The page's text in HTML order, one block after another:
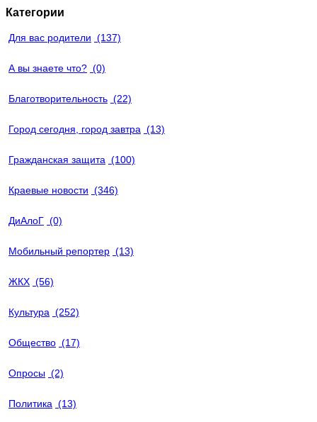
Категории
Для вас родители (137)
А вы знаете что? (0)
Благотворительность (22)
Город сегодня, город завтра (13)
Гражданская защита (100)
Краевые новости (346)
ДиАлоГ (0)
Мобильный репортер (13)
ЖКХ (56)
Культура (252)
Общество (17)
Опросы (2)
Политика (13)